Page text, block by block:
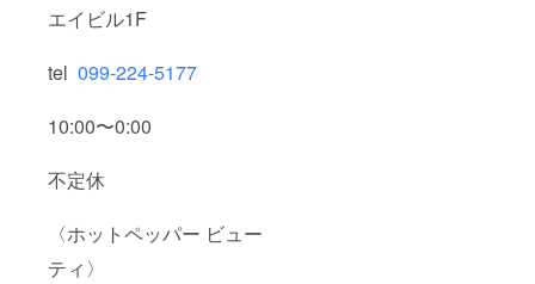
エイビル1F
tel 099-224-5177
10:00〜0:00
不定休
〈ホットペッパー ビュー
ティ〉